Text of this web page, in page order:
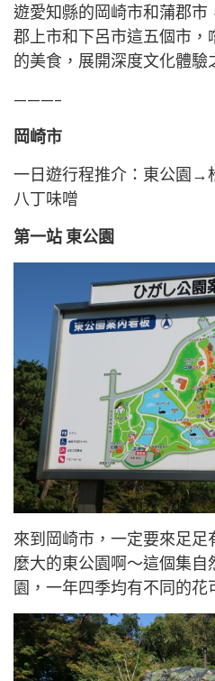
遊愛知縣的岡崎市和蒲郡市
郡上市和下呂市這五個市
的美食，展開深度文化體驗
———–
岡崎市
一日遊行程推介：東公園 →
八丁味噌
第一站 東公園
來到岡崎市，一定要來足
麼大的東公園啊～這個集自
園，一年四季均有不同的花